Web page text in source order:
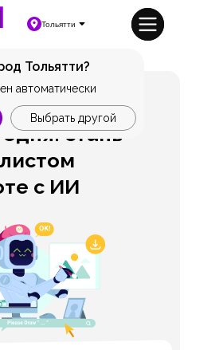
Тольятти
Тольятти?
Выбрать другой
автоматически
будущего
стань
с ИИ